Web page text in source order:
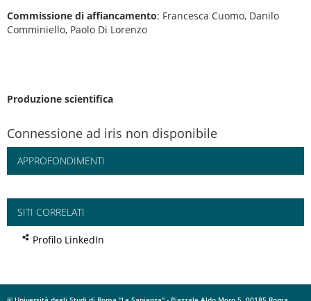
Commissione di affiancamento: Francesca Cuomo, Danilo
Comminiello, Paolo Di Lorenzo
Produzione scientifica
Connessione ad iris non disponibile
APPROFONDIMENTI
SITI CORRELATI
Profilo LinkedIn